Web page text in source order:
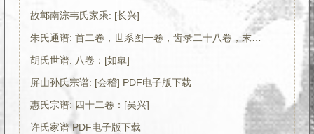
故鄣南淙韦氏家乘: [长兴]
朱氏通谱: 首二卷，世系图一卷，齿录二十八卷，末一卷：[湖南桂阳]
胡氏世谱: 八卷：[如臯]
屏山孙氏宗谱: [会稽] PDF电子版下载
惠氏宗谱: 四十二卷：[吴兴]
许氏家谱 PDF电子版下载